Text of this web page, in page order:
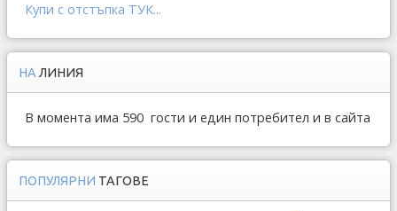
Купи с отстъпка ТУК...
НА ЛИНИЯ
В момента има 590 гости и един потребител и в сайта
ПОПУЛЯРНИ ТАГОВЕ